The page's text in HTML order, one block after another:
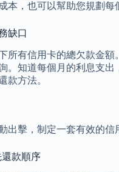
本，也可以幫助您規劃
缺口
所有信用卡的總欠款金
。知道每個月的利息支
款方法。
出擊，制定一套有效的
款順序